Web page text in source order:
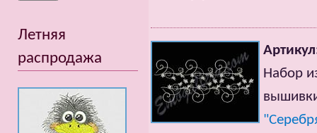
Набор
Летняя
распродажа